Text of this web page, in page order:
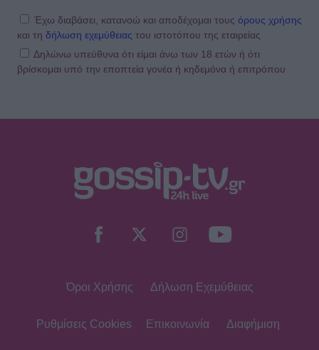
Έχω διαβάσει, κατανοώ και αποδέχομαι τους όρους χρήσης
και τη δήλωση εχεμύθειας του ιστοτόπου της εταιρείας
Δηλώνω υπεύθυνα ότι είμαι άνω των 18 ετών ή ότι
βρίσκομαι υπό την εποπτεία γονέα ή κηδεμόνα ή επιτρόπου
Όροι Χρήσης Δήλωση Εχεμύθειας
Ρυθμίσεις Cookies Επικοινωνία Διαφήμιση